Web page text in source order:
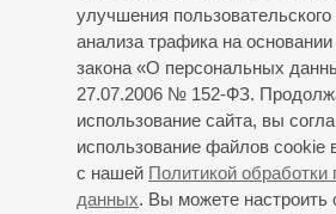
улучшения
анализа трафика на
закона «О персональных
27.07.2006 № 152-ФЗ.
использование сайта, вы
использование файлов cookie
с нашей Политикой обработки
данных. Вы можете настроить